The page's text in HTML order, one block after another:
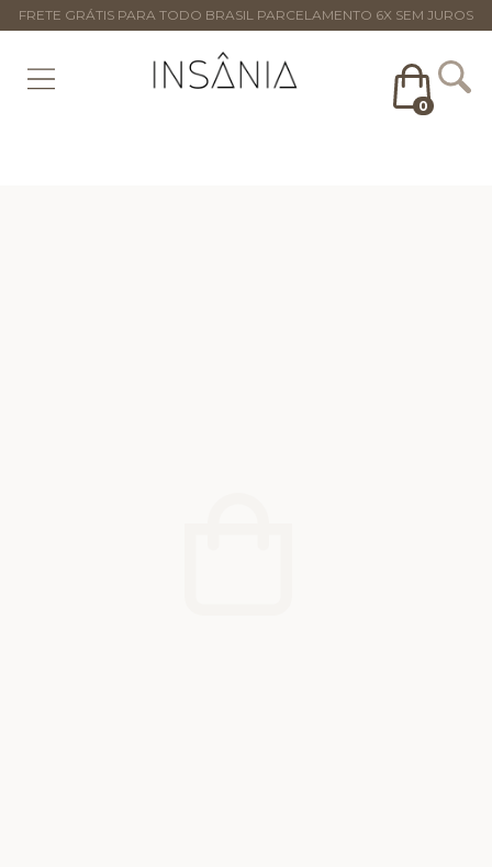
FRETE GRÁTIS PARA TODO BRASIL PARCELAMENTO 6X SEM JUROS
0